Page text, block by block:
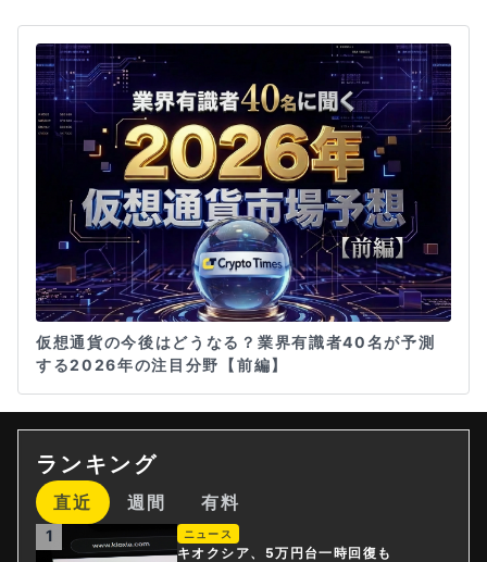
仮想通貨の今後はどうなる？業界有識者40名が予測
する2026年の注目分野【前編】
ランキング
直近 週間 有料
1 ニュース
キオクシア、5万円台一時回復も